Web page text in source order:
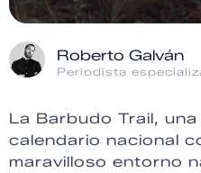
Roberto Galván
Periodista
La Barbudo Trail,
calendario nacional
maravilloso entorno